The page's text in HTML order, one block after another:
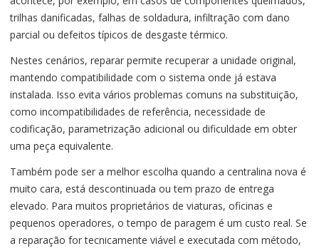
trilhas danificadas, falhas de soldadura, infiltração com dano
parcial ou defeitos típicos de desgaste térmico.
Nestes cenários, reparar permite recuperar a unidade original,
mantendo compatibilidade com o sistema onde já estava
instalada. Isso evita vários problemas comuns na substituição,
como incompatibilidades de referência, necessidade de
codificação, parametrização adicional ou dificuldade em obter
uma peça equivalente.
Também pode ser a melhor escolha quando a centralina nova é
muito cara, está descontinuada ou tem prazo de entrega
elevado. Para muitos proprietários de viaturas, oficinas e
pequenos operadores, o tempo de paragem é um custo real. Se
a reparação for tecnicamente viável e executada com método,